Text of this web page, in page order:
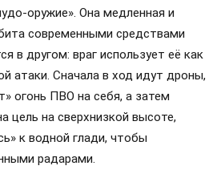
оружие». Она медленная и
современными средствами
в другом: враг использует её как
атаки. Сначала в ход идут дроны,
огонь ПВО на себя, а затем
цель на сверхнизкой высоте,
к водной глади, чтобы
радарами.